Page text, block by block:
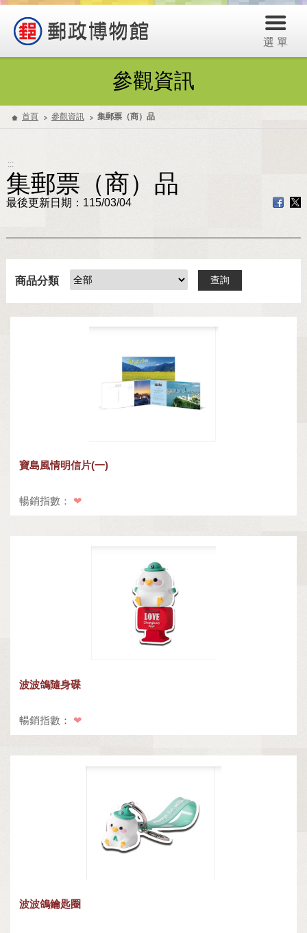
選 單
參觀資訊
首頁 參觀資訊 集郵票（商）品
:::
集郵票（商）品
最後更新日期：115/03/04
商品分類
寶島風情明信片(一)
暢銷指數： ❤
波波鴿隨身碟
暢銷指數： ❤
波波鴿鑰匙圈